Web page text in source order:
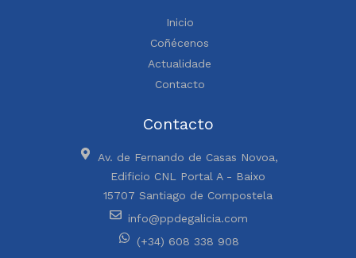
Inicio
Coñécenos
Actualidade
Contacto
Contacto
Av. de Fernando de Casas Novoa,
Edificio CNL Portal A - Baixo
15707 Santiago de Compostela
info@ppdegalicia.com
(+34) 608 338 908